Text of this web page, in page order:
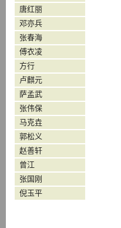
唐红丽
邓亦兵
张春海
傅衣凌
方行
卢麒元
萨孟武
张伟保
马克垚
郭松义
赵善轩
曾江
张国刚
倪玉平